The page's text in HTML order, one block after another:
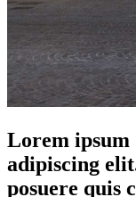
Lorem ipsum
adipiscing
posuere quis